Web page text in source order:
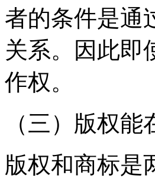
者的条件是通
关系。因此即
作权。
（三）版权
版权和商标是